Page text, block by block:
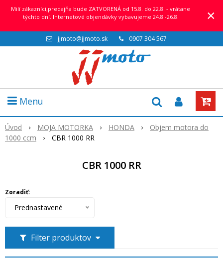
Milí zákazníci,predajňa bude ZATVORENÁ od 15.8. do 22.8. - vrátane
týchto dní. Internetové objendávky vybavujeme 24.8.-26.8.
×
jjmoto@jjmoto.sk 0907 304 567
Menu
Úvod MOJA MOTORKA HONDA
Objem motora do
1000 ccm
CBR 1000 RR
CBR 1000 RR
Filter produktov
Zoradiť:
Prednastavené